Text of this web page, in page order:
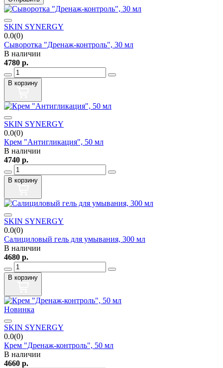
SKIN SYNERGY
0.0(0)
Сыворотка "Дренаж-контроль", 30 мл
В наличии
4780 р.
В корзину
SKIN SYNERGY
0.0(0)
Крем "Антигликация", 50 мл
В наличии
4740 р.
В корзину
SKIN SYNERGY
0.0(0)
Салициловый гель для умывания, 300 мл
В наличии
4680 р.
В корзину
Новинка
SKIN SYNERGY
0.0(0)
Крем "Дренаж-контроль", 50 мл
В наличии
4660 р.